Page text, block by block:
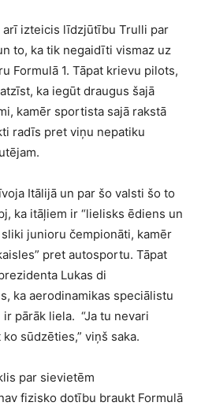
arī izteicis līdzjūtību Trulli par
to, ka tik negaidīti vismaz uz
Formulā 1. Tāpat krievu pilots,
ka iegūt draugus šajā
kamēr sportista sajā rakstā
radīs pret viņu nepatiku
Itālijā un par šo valsti šo to
ka itāļiem ir “lielisks ēdiens un
junioru čempionāti, kamēr
pret autosportu. Tāpat
Lukas di
ka aerodinamikas speciālistu
pārāk liela. “Ja tu nevari
sūdzēties,” viņš saka.
par sievietēm
fizisko dotību braukt Formulā